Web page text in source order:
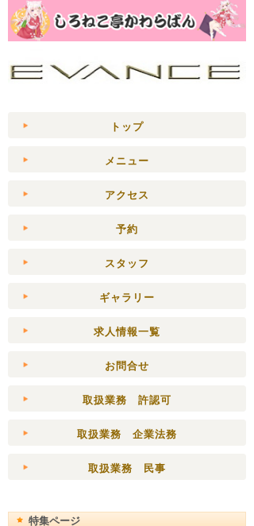
トップ
メニュー
アクセス
予約
スタッフ
ギャラリー
求人情報一覧
お問合せ
取扱業務 許認可
取扱業務 企業法務
取扱業務 民事
特集ページ